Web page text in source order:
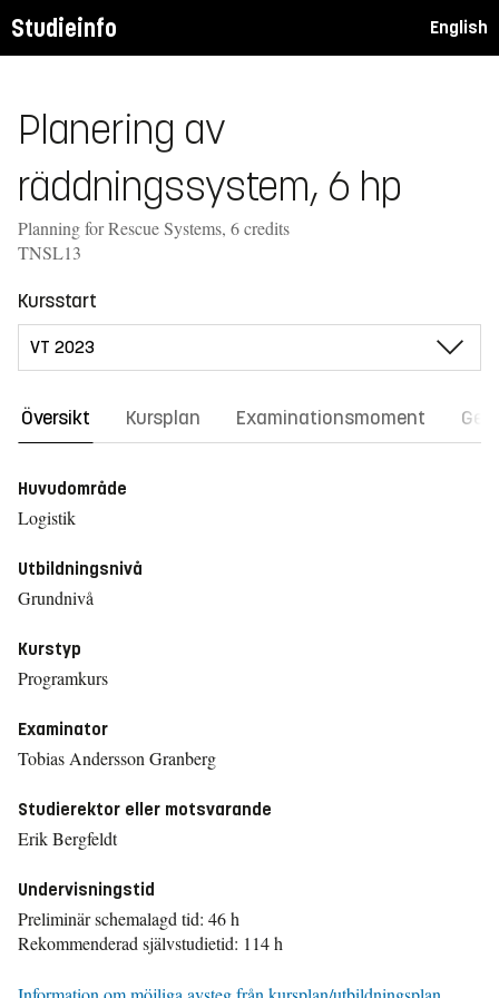
Studieinfo English
Planering av
räddningssystem, 6 hp
Planning for Rescue Systems, 6 credits
TNSL13
Kursstart
Översikt Kursplan Examinationsmoment
Huvudområde
Logistik
Utbildningsnivå
Grundnivå
Kurstyp
Programkurs
Examinator
Tobias Andersson Granberg
Studierektor eller motsvarande
Erik Bergfeldt
Undervisningstid
Preliminär schemalagd tid: 46 h
Rekommenderad självstudietid: 114 h